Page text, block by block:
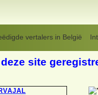
vertalers in België
deze site